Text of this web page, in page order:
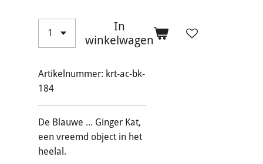
In
winkelwagen
Artikelnummer: krt-ac-bk-
184
De Blauwe ... Ginger Kat,
een vreemd object in het
heelal.